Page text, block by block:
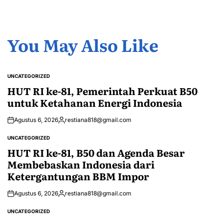
You May Also Like
POSTED
UNCATEGORIZED
HUT RI ke-81, Pemerintah Perkuat B50
untuk Ketahanan Energi Indonesia
Agustus 6, 2026Posted
restiana818@gmail.com
POSTED
UNCATEGORIZED
HUT RI ke-81, B50 dan Agenda Besar
Membebaskan Indonesia dari
Ketergantungan BBM Impor
Agustus 6, 2026Posted
restiana818@gmail.com
POSTED
UNCATEGORIZED